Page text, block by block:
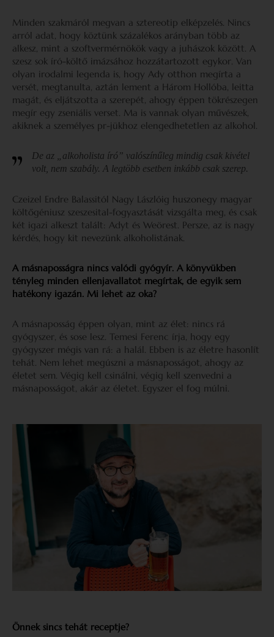
Minden szakmáról megvan a sztereotip elképzelés. Nincs
arról adat, hogy köztünk százalékos arányban több az
alkesz, mint a szoftvermérnökök vagy a juhászok között. A
szesz sok író-költő imázsához hozzátartozott egykor. Van
olyan irodalmi legenda is, hogy Ady otthon megírta a
versét, megtanulta, aztán lement a Három Hollóba, leitta
magát, és eljátszotta a szerepét, ahogy éppen tökrészegen
megír egy zseniális verset. Ma is vannak olyan művészek,
akiknek a személyes pr-jükhoz elengedhetetlen az alkohol.
De az „alkoholista író” valószínűleg mindig csak kivétel
volt, nem szabály. A legtöbb esetben inkább csak szerep.
Czeizel Endre Balassitól Nagy Lászlóig huszonegy magyar
költőgéniusz szeszesital-fogyasztását vizsgálta meg, és csak
két igazi alkeszt talált: Adyt és Weörest. Persze, az is nagy
kérdés, hogy kit nevezünk alkoholistának.
A másnaposságra nincs valódi gyógyír. A könyvükben
tényleg minden ellenjavallatot megírtak, de egyik sem
hatékony igazán. Mi lehet az oka?
A másnaposság éppen olyan, mint az élet: nincs rá
gyógyszer, és sose lesz. Temesi Ferenc írja, hogy egy
gyógyszer mégis van rá: a halál. Ebben is az életre hasonlít
tehát. Nem lehet megúszni a másnaposságot, ahogy az
életet sem. Végig kell csinálni, végig kell szenvedni a
másnaposságot, akár az életet. Egyszer el fog múlni.
Önnek sincs tehát receptje?